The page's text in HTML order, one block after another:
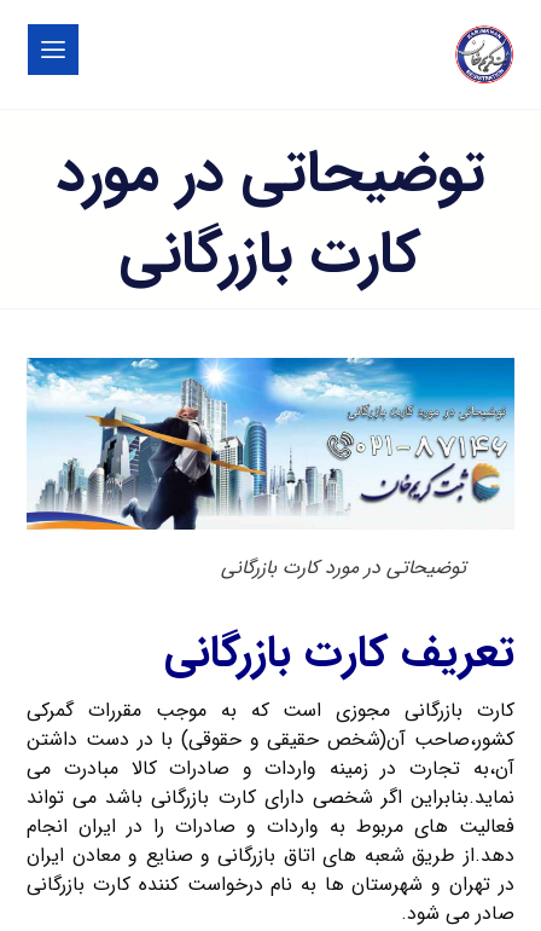
توضیحاتی در مورد
کارت بازرگانی
توضیحاتی در مورد کارت بازرگانی
تعریف کارت بازرگانی
کارت بازرگانی مجوزی است که به موجب مقررات گمرکی
کشور،صاحب آن(شخص حقیقی و حقوقی) با در دست داشتن
آن،به تجارت در زمینه واردات و صادرات کالا مبادرت می
نماید.بنابراین اگر شخصی دارای کارت بازرگانی باشد می تواند
فعالیت های مربوط به واردات و صادرات را در ایران انجام
دهد.از طریق شعبه های اتاق بازرگانی و صنایع و معادن ایران
در تهران و شهرستان ها به نام درخواست کننده کارت بازرگانی
صادر می شود.